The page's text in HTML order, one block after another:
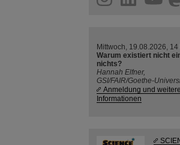
Mittwoch, 19.08.2026, 14
Warum existiert nicht
nichts?
Hannah Elfner,
GSI/FAIR/Goethe-
Anmeldung und weitere
Informationen